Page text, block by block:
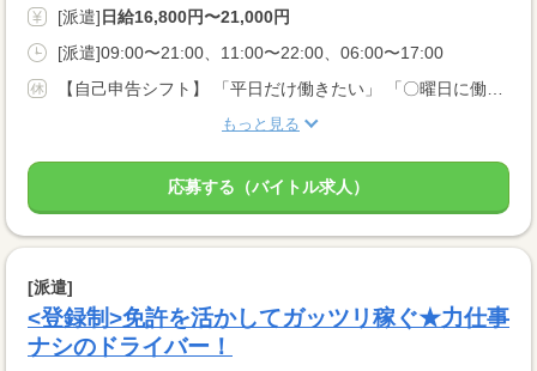
[派遣]日給16,800円〜21,000円
[派遣]09:00〜21:00、11:00〜22:00、06:00〜17:00
もっと見る
応募する（バイトル求人）
[派遣]
<登録制>免許を活かしてガッツリ稼ぐ★力仕事
ナシのドライバー！